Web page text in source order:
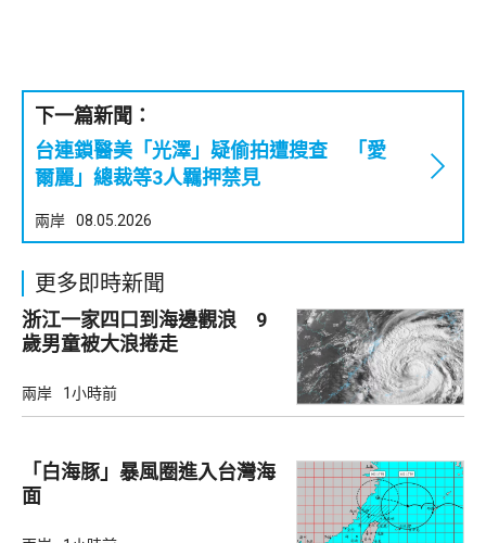
下一篇新聞：
台連鎖醫美「光澤」疑偷拍遭搜查 「愛
爾麗」總裁等3人羈押禁見
兩岸 08.05.2026
更多即時新聞
浙江一家四口到海邊觀浪 9
歲男童被大浪捲走
兩岸 1小時前
「白海豚」暴風圈進入台灣海
面